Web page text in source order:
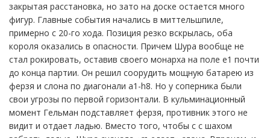
закрытая расстановка, но зато на доске остается много
фигур. Главные события начались в миттельшпиле,
примерно с 20-го хода. Позиция резко вскрылась, оба
короля оказались в опасности. Причем Шура вообще не
стал рокировать, оставив своего монарха на поле е1 почти
до конца партии. Он решил соорудить мощную батарею из
ферзя и слона по диагонали а1-h8. Но у соперника были
свои угрозы по первой горизонтали. В кульминационный
момент Гельман подставляет ферзя, противник этого не
видит и отдает ладью. Вместо того, чтобы с с шахом